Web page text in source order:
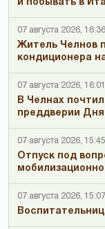
и побывать в
07 августа 2026, 16:36
Житель Челнов
кондиционера
07 августа 2026, 16:01
В Челнах
преддверии
07 августа 2026, 15:45
Отпуск под
07 августа 2026, 15:07